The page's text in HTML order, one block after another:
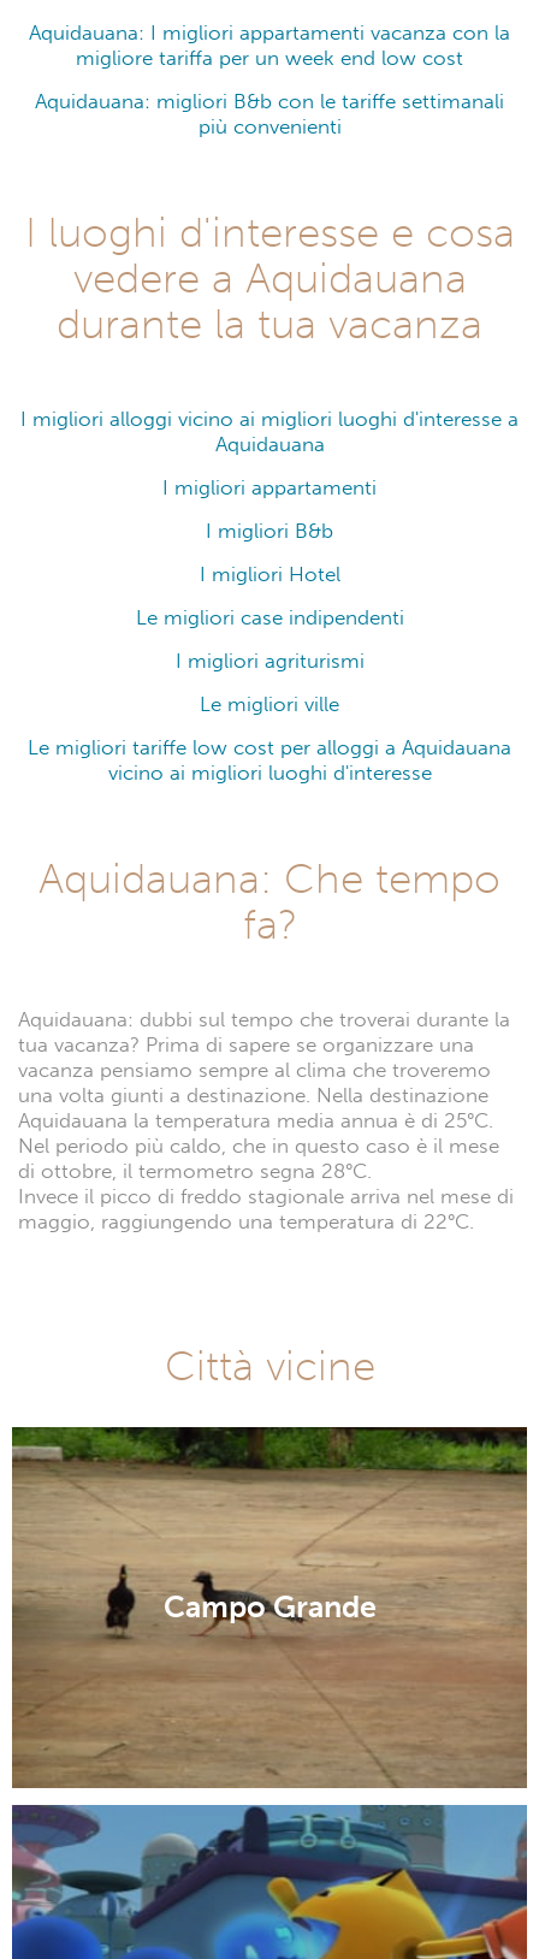
Aquidauana: I migliori appartamenti vacanza con la
migliore tariffa per un week end low cost
Aquidauana: migliori B&b con le tariffe settimanali
più convenienti
I luoghi d'interesse e cosa
vedere a Aquidauana
durante la tua vacanza
I migliori alloggi vicino ai migliori luoghi d'interesse a
Aquidauana
I migliori appartamenti
I migliori B&b
I migliori Hotel
Le migliori case indipendenti
I migliori agriturismi
Le migliori ville
Le migliori tariffe low cost per alloggi a Aquidauana
vicino ai migliori luoghi d'interesse
Aquidauana: Che tempo
fa?
Aquidauana: dubbi sul tempo che troverai durante la
tua vacanza? Prima di sapere se organizzare una
vacanza pensiamo sempre al clima che troveremo
una volta giunti a destinazione. Nella destinazione
Aquidauana la temperatura media annua è di 25°C.
Nel periodo più caldo, che in questo caso è il mese
di ottobre, il termometro segna 28°C.
Invece il picco di freddo stagionale arriva nel mese di
maggio, raggiungendo una temperatura di 22°C.
Città vicine
Campo Grande